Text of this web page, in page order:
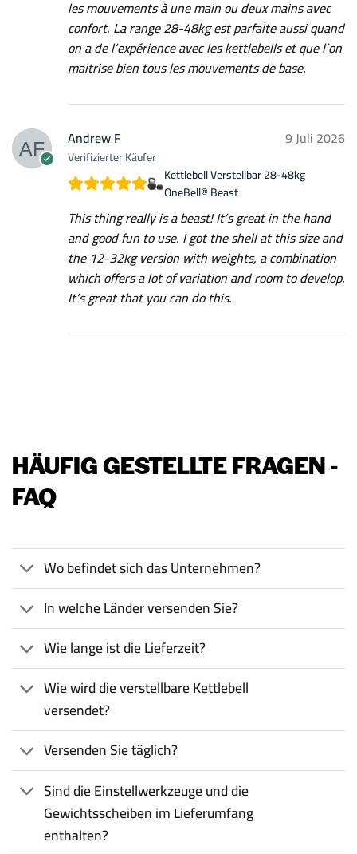
les mouvements à une main ou deux mains avec
confort. La range 28-48kg est parfaite aussi quand
on a de l’expérience avec les kettlebells et que l’on
maitrise bien tous les mouvements de base.
Andrew F
Verifizierter Käufer
9 Juli 2026
Kettlebell Verstellbar 28-48kg
OneBell® Beast
This thing really is a beast! It’s great in the hand
and good fun to use. I got the shell at this size and
the 12-32kg version with weights, a combination
which offers a lot of variation and room to develop.
It’s great that you can do this.
HÄUFIG GESTELLTE FRAGEN -
FAQ
Wo befindet sich das Unternehmen?
In welche Länder versenden Sie?
Wie lange ist die Lieferzeit?
Wie wird die verstellbare Kettlebell
versendet?
Versenden Sie täglich?
Sind die Einstellwerkzeuge und die
Gewichtsscheiben im Lieferumfang
enthalten?